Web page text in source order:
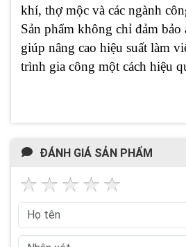
khí, thợ mộc và các ngành
Sản phẩm không chỉ đảm bảo
giúp nâng cao hiệu suất làm
trình gia công một cách hiệu
ĐÁNH GIÁ SẢN PHẨM